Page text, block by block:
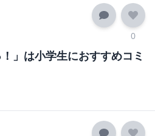
0
」は小学生におすすめコミ